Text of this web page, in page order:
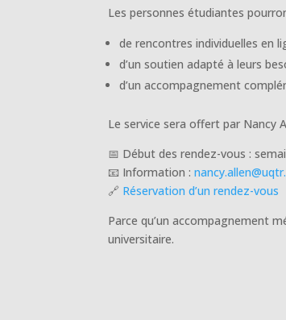
Les personnes étudiantes
de rencontres individuelles en
d’un soutien adapté à leurs
d’un accompagnement
Le service sera offert par Nancy
📅 Début des rendez-vous :
📧 Information :
🔗 Réservation d’un rendez-vous
Parce qu’un accompagnement
universitaire.